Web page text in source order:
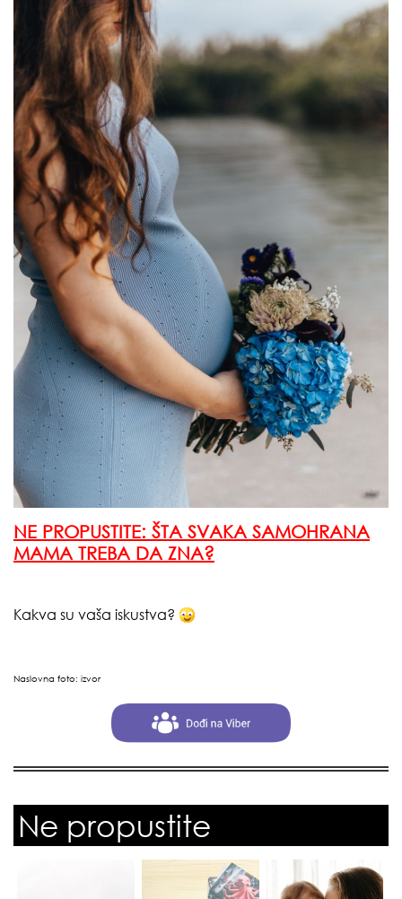
NE PROPUSTITE: ŠTA SVAKA SAMOHRANA
MAMA TREBA DA ZNA?
Kakva su vaša iskustva?
Naslovna foto: izvor
Ne propustite